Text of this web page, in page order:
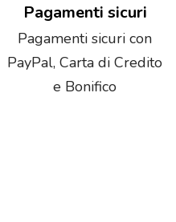
Pagamenti sicuri
Pagamenti sicuri con
PayPal, Carta di Credito
e Bonifico